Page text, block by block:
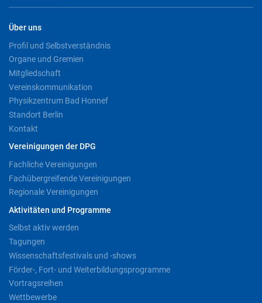
Über uns
Profil und Selbstverständnis
Organe und Gremien
Mitgliedschaft
Vereinskommunikation
Physikzentrum Bad Honnef
Standort Berlin
Kontakt
Vereinigungen der DPG
Fachliche Vereinigungen
Fachübergreifende Vereinigungen
Regionale Vereinigungen
Aktivitäten und Programme
Selbst aktiv werden
Tagungen
Wissenschaftsfestivals und -shows
Förder-, Fort- und Weiterbildungsprogramme
Vortragsreihen
Wettbewerbe